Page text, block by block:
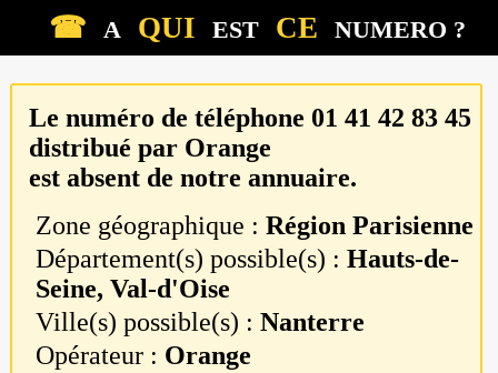
☎ A QUI EST CE NUMERO ?
Le numéro de téléphone 01 41 42 83 45
distribué par Orange
est absent de notre annuaire.
Zone géographique :Région Parisienne
Département(s) possible(s) :Hauts-de-
Seine, Val-d'Oise
Ville(s) possible(s) :Nanterre
Opérateur : Orange